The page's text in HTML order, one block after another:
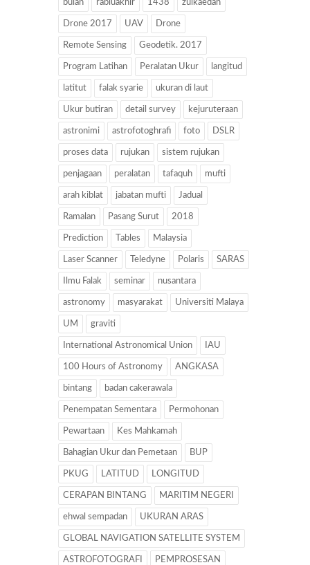
bulan rabiuakhir 1438 zulkaedah
Drone 2017 UAV Drone
Remote Sensing Geodetik. 2017
Program Latihan Peralatan Ukur langitud
latitut falak syarie ukuran di laut
Ukur butiran detail survey kejuruteraan
astronimi astrofotoghrafi foto DSLR
proses data rujukan sistem rujukan
penjagaan peralatan tafaquh mufti
arah kiblat jabatan mufti Jadual
Ramalan Pasang Surut 2018
Prediction Tables Malaysia
Laser Scanner Teledyne Polaris SARAS
Ilmu Falak seminar nusantara
astronomy masyarakat Universiti Malaya
UM graviti
International Astronomical Union IAU
100 Hours of Astronomy ANGKASA
bintang badan cakerawala
Penempatan Sementara Permohonan
Pewartaan Kes Mahkamah
Bahagian Ukur dan Pemetaan BUP
PKUG LATITUD LONGITUD
CERAPAN BINTANG MARITIM NEGERI
ehwal sempadan UKURAN ARAS
GLOBAL NAVIGATION SATELLITE SYSTEM
ASTROFOTOGRAFI PEMPROSESAN